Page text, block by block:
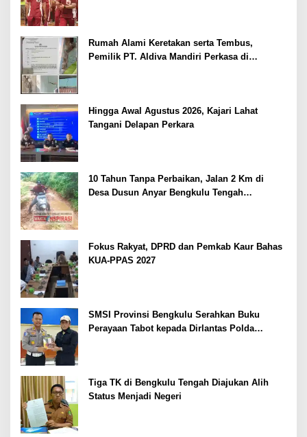
Rumah Alami Keretakan serta Tembus,
Pemilik PT. Aldiva Mandiri Perkasa di
Hingga Awal Agustus 2026, Kajari Lahat
Tangani Delapan Perkara
10 Tahun Tanpa Perbaikan, Jalan 2 Km di
Desa Dusun Anyar Bengkulu Tengah
Fokus Rakyat, DPRD dan Pemkab Kaur Bahas
KUA-PPAS 2027
SMSI Provinsi Bengkulu Serahkan Buku
Perayaan Tabot kepada Dirlantas Polda
Tiga TK di Bengkulu Tengah Diajukan Alih
Status Menjadi Negeri